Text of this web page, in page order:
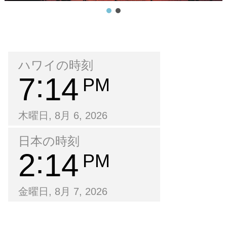
ハワイの時刻
7 14 PM
木曜日, 8月 6, 2026
日本の時刻
2 14 PM
金曜日, 8月 7, 2026